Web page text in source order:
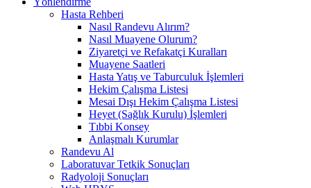
Hasta Rehberi
Nasıl Randevu Alırım?
Nasıl Muayene Olurum?
Ziyaretçi ve Refakatçi Kuralları
Muayene Saatleri
Hasta Yatış ve Taburculuk İşlemleri
Hekim Çalışma Listesi
Mesai Dışı Hekim Çalışma Listesi
Heyet (Sağlık Kurulu) İşlemleri
Tıbbi Konsey
Anlaşmalı Kurumlar
Randevu Al
Laboratuvar Tetkik Sonuçları
Radyoloji Sonuçları